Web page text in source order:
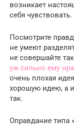
возникает
себя чувствовать.
Посмотрите
не умеют
не совершайте
уж сильно ему
очень плохая
хорошую идею, а
так.
Оправдание типа